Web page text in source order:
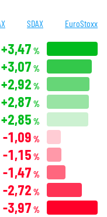
SDAX EuroStoxx
+3,47 %
+3,07 %
+2,92 %
+2,87 %
+2,85 %
-1,09 %
-1,15 %
-1,47 %
-2,72 %
-3,97 %